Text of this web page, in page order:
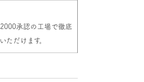
承認の工場で徹底
ただけます。